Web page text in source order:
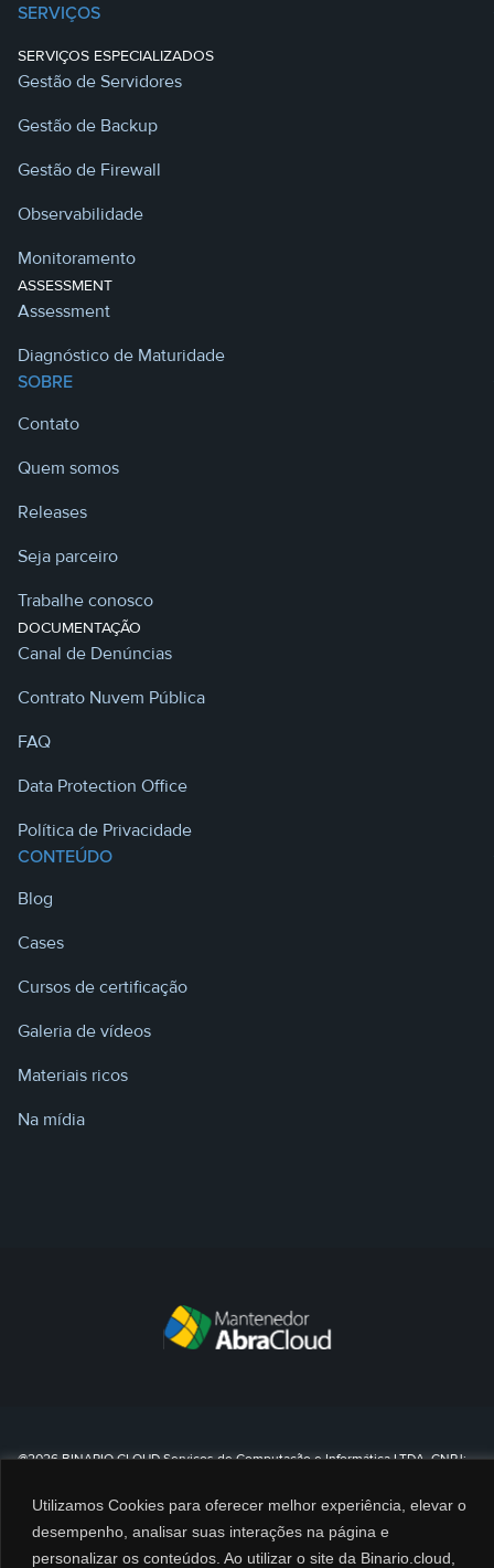
Utilizamos Cookies para oferecer melhor experiência, elevar o
desempenho, analisar suas interações na página e
personalizar os conteúdos. Ao utilizar o site da Binario.cloud,
SERVIÇOS
SERVIÇOS ESPECIALIZADOS
Gestão de Servidores
Gestão de Backup
Gestão de Firewall
Observabilidade
Monitoramento
ASSESSMENT
Assessment
Diagnóstico de Maturidade
SOBRE
Contato
Quem somos
Releases
Seja parceiro
Trabalhe conosco
DOCUMENTAÇÃO
Canal de Denúncias
Contrato Nuvem Pública
FAQ
Data Protection Office
Política de Privacidade
CONTEÚDO
Blog
Cases
Cursos de certificação
Galeria de vídeos
Materiais ricos
Na mídia
@2026 BINARIO CLOUD Serviços de Computação e Informática LTDA. CNPJ:
0800 8080 790